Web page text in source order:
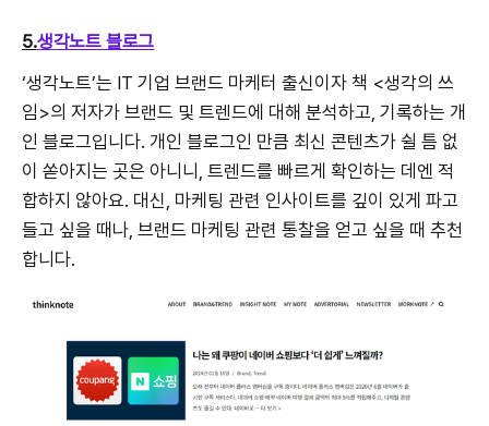
5.생각노트 블로그
‘생각노트’는 IT 기업 브랜드 마케터 출신이자 책 <생각의 쓰
임>의 저자가 브랜드 및 트렌드에 대해 분석하고, 기록하는 개
인 블로그입니다. 개인 블로그인 만큼 최신 콘텐츠가 쉴 틈 없
이 쏟아지는 곳은 아니니, 트렌드를 빠르게 확인하는 데엔 적
합하지 않아요. 대신, 마케팅 관련 인사이트를 깊이 있게 파고
들고 싶을 때나, 브랜드 마케팅 관련 통찰을 얻고 싶을 때 추천
합니다.